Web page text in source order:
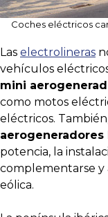
Coches eléctricos
Las electrolineras
vehículos
mini
como motos
eléctricos.
potencia, la
complementarse y
eólica.